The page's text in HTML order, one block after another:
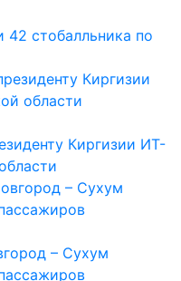
стобалльника по
Киргизии ИТ-
– Сухум